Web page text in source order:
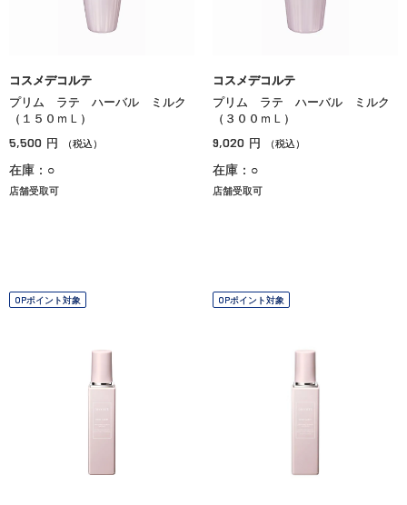
コスメデコルテ
プリム ラテ ハーバル ミルク
（１５０ｍＬ）
5,500 円 （税込）
在庫：○
店舗受取可
コスメデコルテ
プリム ラテ ハーバル ミルク
（３００ｍＬ）
9,020 円 （税込）
在庫：○
店舗受取可
OPポイント対象 OPポイント対象